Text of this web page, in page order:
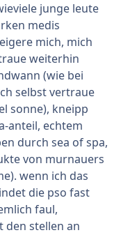
mich schon
junge leute
medis
mich, mich
weiterhin
(wie bei
selbst vertraue
sonne), kneipp
anteil, echtem
durch sea of spa,
von murnauers
wenn ich das
die pso fast
faul,
den stellen an